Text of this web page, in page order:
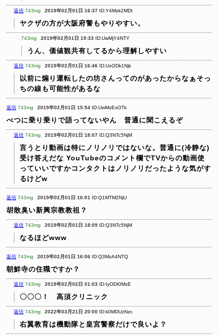
返信 743mg 2019年02月01日 16:37 ID:Y4Mzk2MDI
ヤクザの方が大阪府警もやりやすい。
743mg 2019年02月01日 19:33 ID:UwMjY4NTY
うん、価値観共有してるから理解しやすい
返信 743mg 2019年02月01日 16:46 ID:UxODk1Njk
以前に煽り運転したの坊さんってのがあったからなぁそっ
ちの線も可能性があるな
返信 743mg 2019年02月01日 15:54 ID:UwMzExOTk
べつに乗り乗りで語ってないやん 普通に聞こえるぞ
返信 743mg 2019年02月01日 18:07 ID:Q3NTc5NjM
言うとり動画は特にノリノリではないな。普通に(冷静な)
受け答えだな YouTubeのコメント欄でTVからの動画使
っていいですかコンタクトはノリノリだったような気がす
るけどw
返信 743mg 2019年02月01日 16:01 ID:Q1MTM2NjU
胡散臭い新興宗教教祖？
返信 743mg 2019年02月01日 18:09 ID:Q3NTc5NjM
なるほどwww
返信 743mg 2019年02月01日 16:06 ID:Q3MzA4NTQ
朝鮮寺の住職ですか？
返信 743mg 2019年02月02日 01:03 ID:IyODI0MzE
〇〇〇！ 高須クリニック
返信 743mg 2022年03月21日 20:00 ID:k0MDUzNzc
右翼教育は機動隊と皇宮警察だけで良いよ？